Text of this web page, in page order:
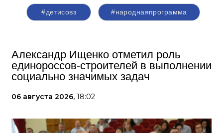
#детисовз #народнаяпрограмма
Александр Ищенко отметил роль
единороссов-строителей в выполнении
социально значимых задач
06 августа 2026, 18:02